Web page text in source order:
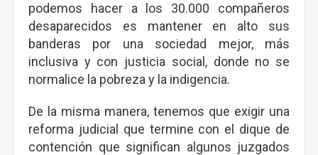
podemos hacer a los 30.000 compañeros
desaparecidos es mantener en alto sus
banderas por una sociedad mejor, más
inclusiva y con justicia social, donde no se
normalice la pobreza y la indigencia.
De la misma manera, tenemos que exigir una
reforma judicial que termine con el dique de
contención que significan algunos juzgados